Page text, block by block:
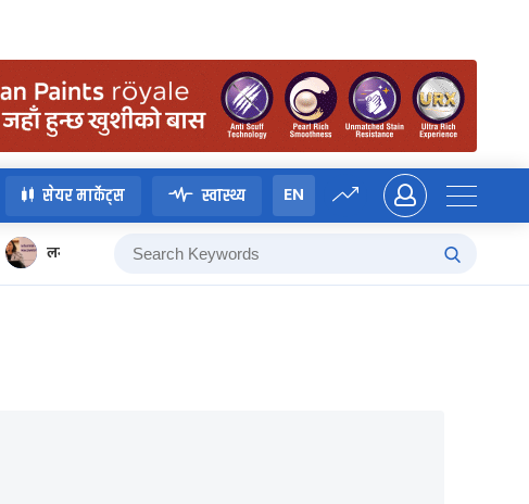
सेयर मार्केट्स स्वास्थ्य EN
लगानी बोर्ड